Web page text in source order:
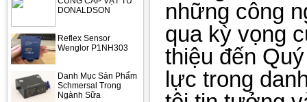
DONALDSON
Reflex Sensor
Wenglor P1NH303
Danh Mục Sản Phẩm
Schmersal Trong
Ngành Sữa
những công
qua kỳ vọng
thiệu đến
lực trong